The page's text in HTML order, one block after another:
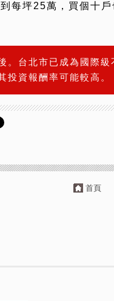
每坪25萬，買個十戶
。台北市已成為國際
投資報酬率可能較高。
首頁